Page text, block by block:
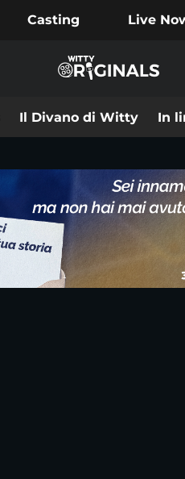
Casting Live
Il Divano di Witty In